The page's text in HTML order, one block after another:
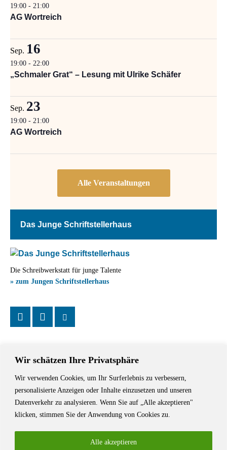
Wir schätzen Ihre Privatsphäre
Wir verwenden Cookies, um Ihr Surferlebnis zu verbessern,
personalisierte Anzeigen oder Inhalte einzusetzen und unseren
Datenverkehr zu analysieren. Wenn Sie auf „Alle akzeptieren"
klicken, stimmen Sie der Anwendung von Cookies zu.
Alle akzeptieren
19:00 - 21:00
AG Wortreich
Sep. 16
19:00 - 22:00
„Schmaler Grat“ – Lesung mit Ulrike Schäfer
Sep. 23
19:00 - 21:00
AG Wortreich
Das Junge Schriftstellerhaus
Die Schreibwerkstatt für junge Talente
» zum Jungen Schriftstellerhaus
Das Schriftstellerhaus ist ein beliebter Treffpunkt für Autorinnen und
Autoren aus Stuttgart und der Region sowie ein Veranstaltungsort für
Lesungen, Tagungen und Schreibwerkstätten.